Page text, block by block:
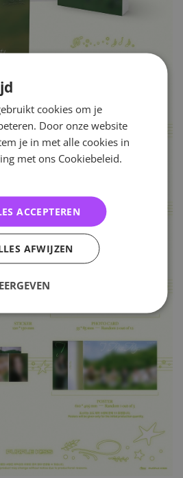
cookies om je
Door onze website
je in met alle cookies in
met ons Cookiebeleid.
ACCEPTEREN
AFWIJZEN